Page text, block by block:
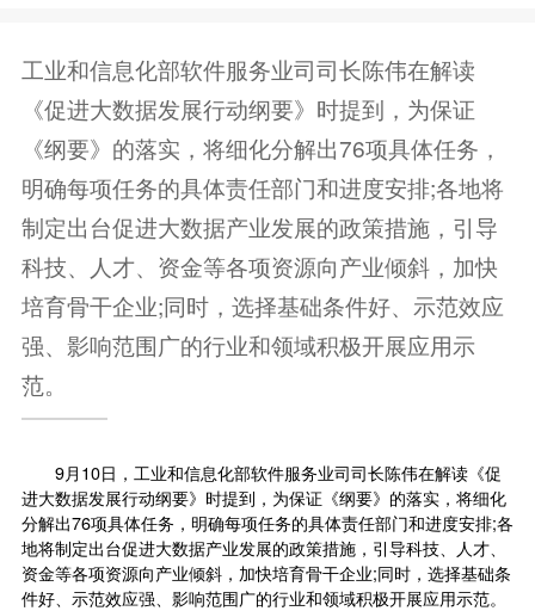
工业和信息化部软件服务业司司长陈伟在解读
《促进大数据发展行动纲要》时提到，为保证
《纲要》的落实，将细化分解出76项具体任务，
明确每项任务的具体责任部门和进度安排;各地将
制定出台促进大数据产业发展的政策措施，引导
科技、人才、资金等各项资源向产业倾斜，加快
培育骨干企业;同时，选择基础条件好、示范效应
强、影响范围广的行业和领域积极开展应用示
范。
9月10日，工业和信息化部软件服务业司司长陈伟在解读《促
进大数据发展行动纲要》时提到，为保证《纲要》的落实，将细化
分解出76项具体任务，明确每项任务的具体责任部门和进度安排;各
地将制定出台促进大数据产业发展的政策措施，引导科技、人才、
资金等各项资源向产业倾斜，加快培育骨干企业;同时，选择基础条
件好、示范效应强、影响范围广的行业和领域积极开展应用示范。